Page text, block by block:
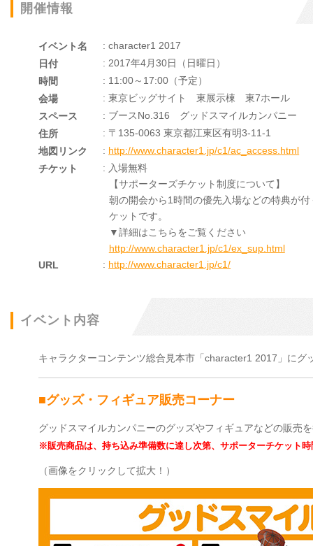
開催情報
イベント名
: character1 2017
日付
: 2017年4月30日（日曜日）
時間
: 11:00～17:00（予定）
会場
: 東京ビッグサイト 東展示棟 東7ホール
スペース
: ブースNo.316 グッドスマイルカンパニー
住所
: 〒135-0063 東京都江東区有明3-11-1
地図リンク
: http://www.character1.jp/c1/ac_access.html
チケット
: 入場無料
【サポーターズチケット制度について】
朝の開会から1時間の優先入場などの特典が付
ケットです。
▼詳細はこちらをご覧ください
http://www.character1.jp/c1/ex_sup.html
URL
: http://www.character1.jp/c1/
イベント内容
キャラクターコンテンツ総合見本市「character1 2017」にグ
■グッズ・フィギュア販売コーナー
グッドスマイルカンパニーのグッズやフィギュアなどの販売
※販売商品は、持ち込み準備数に達し次第、サポーターチケット
（画像をクリックして拡大！）